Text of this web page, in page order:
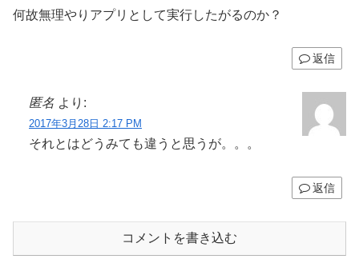
何故無理やりアプリとして実行したがるのか？
返信
匿名 より:
2017年3月28日 2:17 PM
それとはどうみても違うと思うが。。。
返信
コメントを書き込む